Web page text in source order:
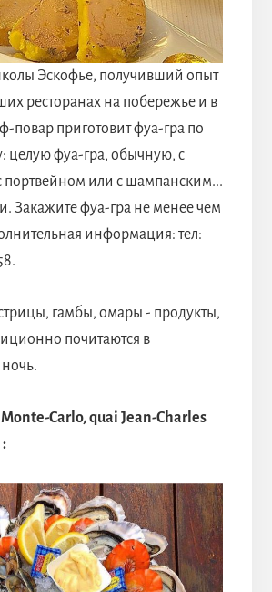
Эскофье, получивший опыт
ресторанах на побережье и в
повар приготовит фуа-гра по
целую фуа-гра, обычную, с
портвейном или с шампанским...
Закажите фуа-гра не менее чем
информация: тел:
гамбы, омары - продукты,
почитаются в
Monte-Carlo, quai Jean-Charles